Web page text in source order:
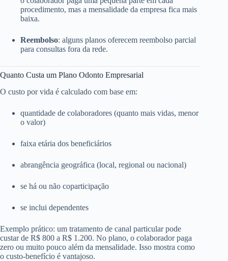
procedimento, mas a mensalidade da empresa fica mais
baixa.
Reembolso: alguns planos oferecem reembolso parcial
para consultas fora da rede.
Quanto Custa um Plano Odonto Empresarial
O custo por vida é calculado com base em:
quantidade de colaboradores (quanto mais vidas, menor
o valor)
faixa etária dos beneficiários
abrangência geográfica (local, regional ou nacional)
se há ou não coparticipação
se inclui dependentes
Exemplo prático: um tratamento de canal particular pode
custar de R$ 800 a R$ 1.200. No plano, o colaborador paga
zero ou muito pouco além da mensalidade. Isso mostra como
o custo-benefício é vantajoso.